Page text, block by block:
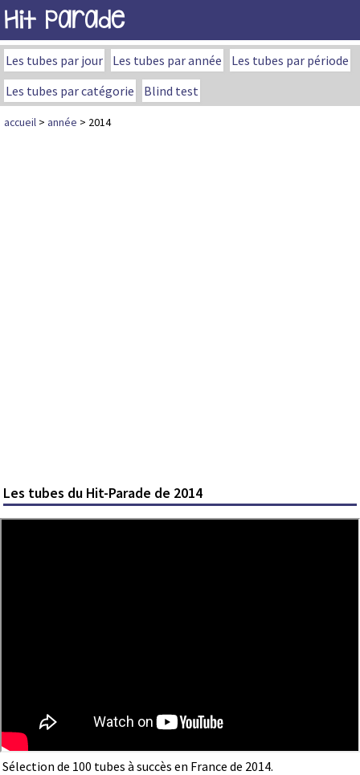
Hit Parade
Les tubes par jour Les tubes par année
Les tubes par période
Les tubes par catégorie
Blind test
accueil > année > 2014
Les tubes du Hit-Parade de 2014
Sélection de 100 tubes à succès en France de 2014.